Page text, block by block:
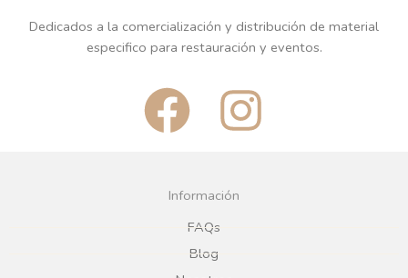
Dedicados a la comercialización y distribución de material
especifico para restauración y eventos.
F
a
c
e
I
n
Información
FAQs
Blog